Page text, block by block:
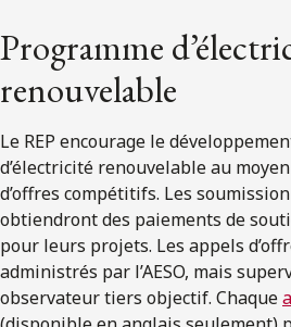
Programme
renouvelable
Le REP encourage le
d’électricité renouvelable au moyen
d’offres compétitifs. Les
obtiendront des paiements de
pour leurs projets. Les appels
administrés par l’AESO, mais
observateur tiers objectif. Chaque